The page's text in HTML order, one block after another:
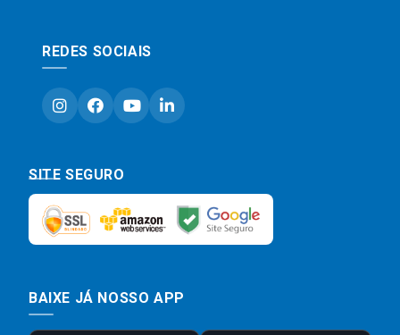
REDES SOCIAIS
SITE SEGURO
BAIXE JÁ NOSSO APP